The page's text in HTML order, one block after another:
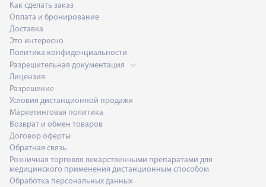
Как сделать заказ
Оплата и бронирование
Доставка
Это интересно
Политика конфиденциальности
Разрешительная документация
Лицензия
Разрешение
Условия дистанционной продажи
Маркетинговая политика
Возврат и обмен товаров
Договор оферты
Обратная связь
Розничная торговля лекарственными препаратами для
медицинского применения дистанционным способом
Обработка персональных данных